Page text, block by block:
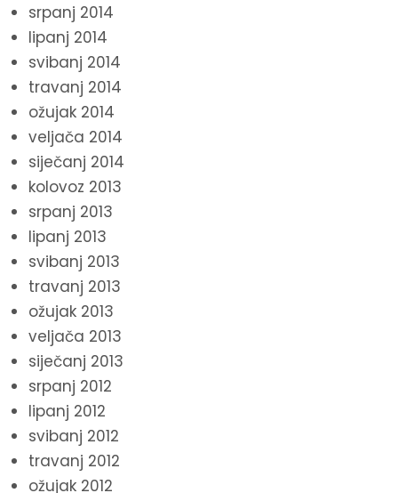
srpanj 2014
lipanj 2014
svibanj 2014
travanj 2014
ožujak 2014
veljača 2014
siječanj 2014
kolovoz 2013
srpanj 2013
lipanj 2013
svibanj 2013
travanj 2013
ožujak 2013
veljača 2013
siječanj 2013
srpanj 2012
lipanj 2012
svibanj 2012
travanj 2012
ožujak 2012